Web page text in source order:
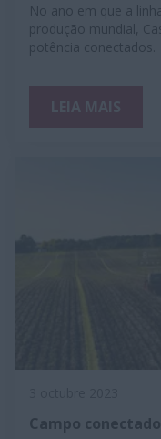
No ano em que a
produção mundial,
potência conectados.
Campo conectado